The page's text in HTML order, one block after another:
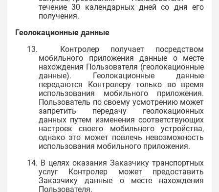
течение 30 календарных дней со дня его
получения.
Геолокационные данные
13. Контролер получает посредством
мобильного приложения данные о месте
нахождения Пользователя (геолокационные
данные). Геолокационные данные
передаются Контролеру только во время
использования мобильного приложения.
Пользователь по своему усмотрению может
запретить передачу геолокационных
данных путем изменения соответствующих
настроек своего мобильного устройства,
однако это может повлечь невозможность
использования мобильного приложения.
14. В целях оказания Заказчику транспортных
услуг Контролер может предоставить
Заказчику данные о месте нахождения
Пользователя.